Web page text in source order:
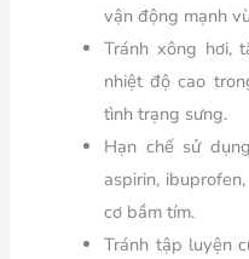
vận động mạnh
Tránh xông hơi,
nhiệt độ cao
tình trạng sưng.
Hạn chế sử
aspirin,
cơ bầm tím.
Tránh tập luyện